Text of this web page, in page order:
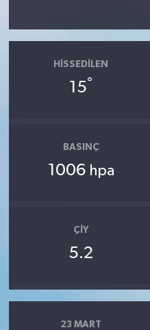
HISSEDILEN
15°
BASINÇ
1006 hpa
ÇIY
5.2
23 MART